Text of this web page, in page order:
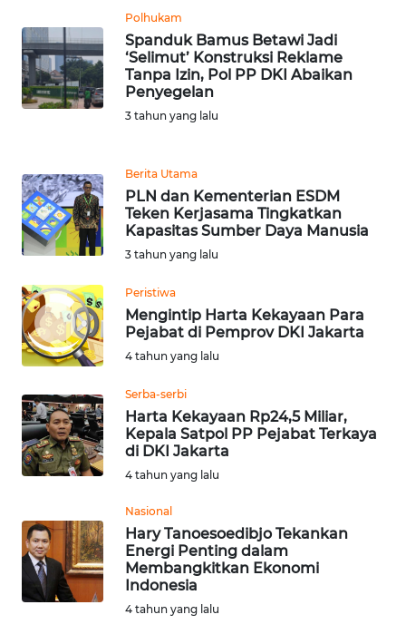
Polhukam
Spanduk Bamus Betawi Jadi
‘Selimut’ Konstruksi Reklame
Tanpa Izin, Pol PP DKI Abaikan
Penyegelan
3 tahun yang lalu
Berita Utama
PLN dan Kementerian ESDM
Teken Kerjasama Tingkatkan
Kapasitas Sumber Daya Manusia
3 tahun yang lalu
Peristiwa
Mengintip Harta Kekayaan Para
Pejabat di Pemprov DKI Jakarta
4 tahun yang lalu
Serba-serbi
Harta Kekayaan Rp24,5 Miliar,
Kepala Satpol PP Pejabat Terkaya
di DKI Jakarta
4 tahun yang lalu
Nasional
Hary Tanoesoedibjo Tekankan
Energi Penting dalam
Membangkitkan Ekonomi
Indonesia
4 tahun yang lalu
WN
JABAR
WN
WN
NTT
WN
WN
PAPUA
PAPUA
BARAT
WN
WN
SERAMBI
WN